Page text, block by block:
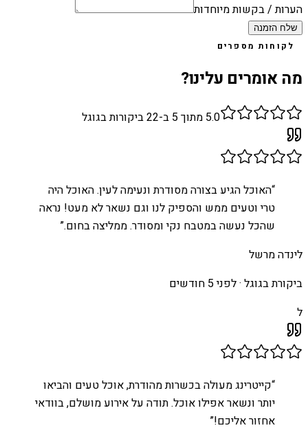
הערות / בקשות מיוחדות
שלח הזמנה
לקוחות מספרים
מה אומרים עלינו?
5.0 מתוך 5 ב- 22ביקורות בגוגל
“האוכל הגיע בצורה מסודרת ונעימה לעין. האוכל היה
טרי וטעים ממש והספיק לנו וגם נשאר לא מעט! נראה
שהכל נעשה במטבח נקי ומסודר. ממליצה בחום.”
לינדה מרשל
ביקורת בגוגל ·לפני 5 חודשים
ל
“קייטרינג מעולה בכשרות מהודרת, אוכל טעים והביאו
יותר ונשאר אפילו אוכל. תודה על אירוע מושלם, בוודאי
אחזור אליכם!”